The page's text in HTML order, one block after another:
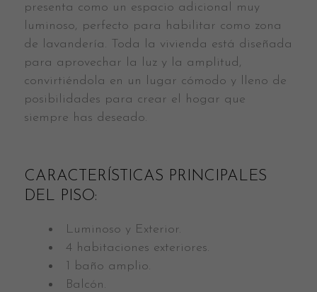
presenta como un espacio adicional muy
luminoso, perfecto para habilitar como zona
de lavandería. Toda la vivienda está diseñada
para aprovechar la luz y la amplitud,
convirtiéndola en un lugar cómodo y lleno de
posibilidades para crear el hogar que
siempre has deseado.
CARACTERÍSTICAS PRINCIPALES
DEL PISO:
Luminoso y Exterior.
4 habitaciones exteriores.
1 baño amplio.
Balcón.